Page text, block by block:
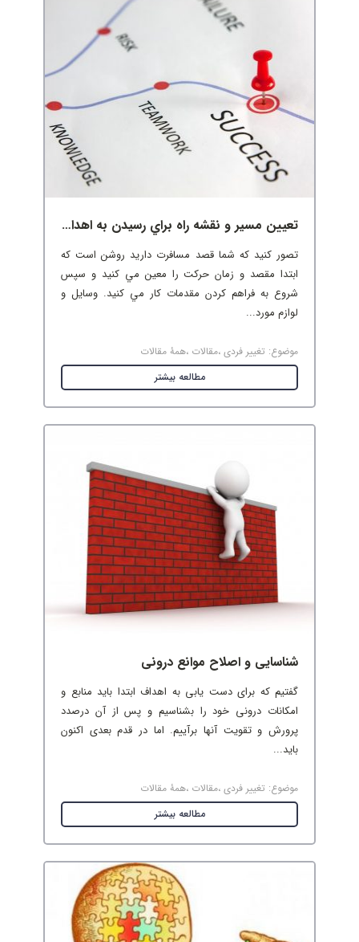
تعيين مسير و نقشه راه براي رسيدن به اهداف
تصور کنيد که شما قصد مسافرت داريد روشن است که
ابتدا مقصد و زمان حرکت را معين مي کنيد و سپس
شروع به فراهم کردن مقدمات کار مي کنيد. وسايل و
لوازم مورد...
موضوع: تغییر فردی ،مقالات ،همۀ مقالات
مطالعه بیشتر
شناسایی و اصلاح موانع درونی
گفتیم که برای دست یابی به اهداف ابتدا باید منابع و
امکانات درونی خود را بشناسیم و پس از آن درصدد
پرورش و تقویت آنها برآییم. اما در قدم بعدی اکنون
باید...
موضوع: تغییر فردی ،مقالات ،همۀ مقالات
مطالعه بیشتر